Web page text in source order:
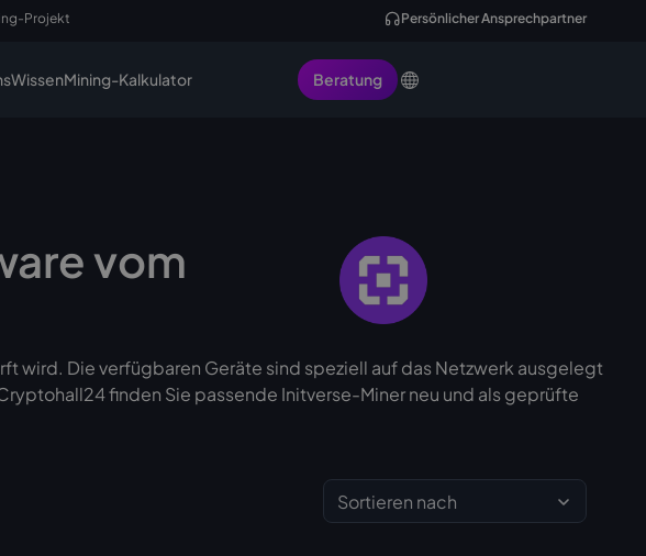
Projekt Persönlicher Ansprechpartner
WissenMining-Kalkulator Beratung
vom
wird. Die verfügbaren Geräte sind speziell auf das Netzwerk ausgelegt
finden Sie passende Initverse-Miner neu und als geprüfte
Sortieren nach